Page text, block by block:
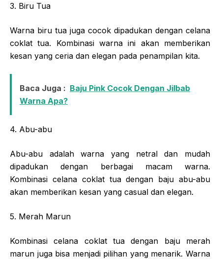
3. Biru Tua
Warna biru tua juga cocok dipadukan dengan celana
coklat tua. Kombinasi warna ini akan memberikan
kesan yang ceria dan elegan pada penampilan kita.
Baca Juga : Baju Pink Cocok Dengan Jilbab
Warna Apa?
4. Abu-abu
Abu-abu adalah warna yang netral dan mudah
dipadukan dengan berbagai macam warna.
Kombinasi celana coklat tua dengan baju abu-abu
akan memberikan kesan yang casual dan elegan.
5. Merah Marun
Kombinasi celana coklat tua dengan baju merah
marun juga bisa menjadi pilihan yang menarik. Warna